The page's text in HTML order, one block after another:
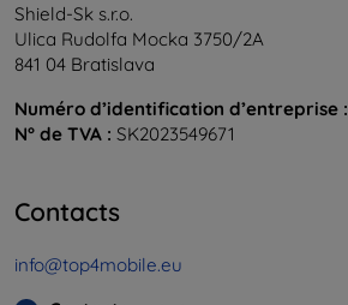
Shield-Sk s.r.o.
Ulica Rudolfa Mocka 3750/2A
841 04 Bratislava
Numéro d’identification d’entreprise :
N° de TVA : SK2023549671
Contacts
info@top4mobile.eu